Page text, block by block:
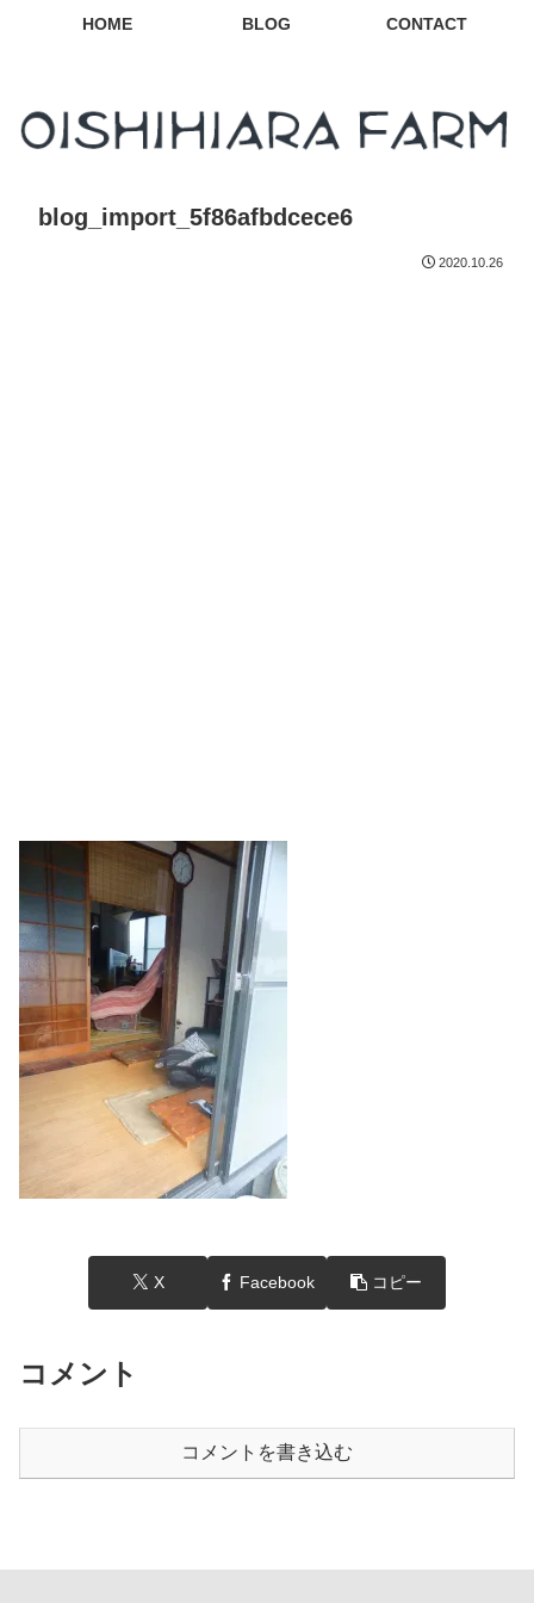
HOME BLOG CONTACT
blog_import_5f86afbdcece6
2020.10.26
X Facebook コピー
コメント
コメントを書き込む